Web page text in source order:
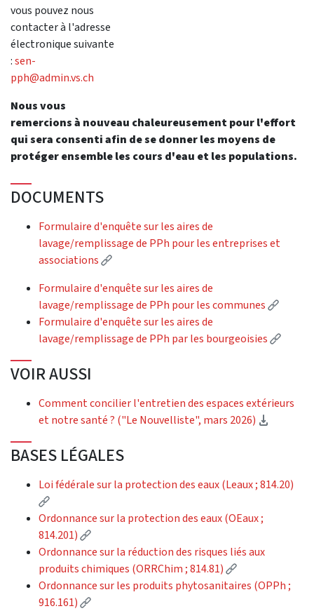
vous pouvez nous
contacter à l'adresse
électronique suivante
:sen-
pph@admin.vs.ch
Nous vous
remercions à nouveau chaleureusement pour l'effort
qui sera consenti afin de se donner les moyens de
protéger ensemble les cours d'eau et les populations.
DOCUMENTS
Formulaire d'enquête sur les aires de
lavage/remplissage de PPh pour les entreprises et
associations
(External link)
Formulaire d'enquête sur les aires de
lavage/remplissage de PPh pour les communes
Formulaire d'enquête sur les aires de
lavage/remplissage de PPh par les bourgeoisies
VOIR AUSSI
Comment concilier l'entretien des espaces extérieurs
et notre santé ? ("Le Nouvelliste", mars 2026)
BASES LÉGALES
Loi fédérale sur la protection des eaux (Leaux ; 814.20)
(External link)
Ordonnance sur la protection des eaux (OEaux ;
814.201)
(External link)
Ordonnance sur la réduction des risques liés aux
produits chimiques (ORRChim ; 814.81)
(External link)
Ordonnance sur les produits phytosanitaires (OPPh ;
916.161)
(External link)